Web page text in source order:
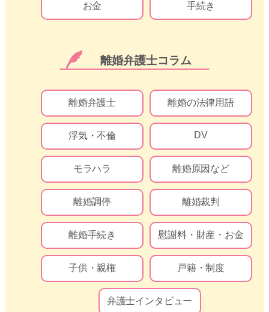
お金 手続き
離婚弁護士コラム
離婚弁護士 離婚の法律用語
浮気・不倫 DV
モラハラ 離婚原因など
離婚調停 離婚裁判
離婚手続き 慰謝料・財産・お金
子供・親権 戸籍・制度
弁護士インタビュー